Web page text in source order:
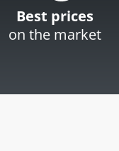
Best prices
on the market